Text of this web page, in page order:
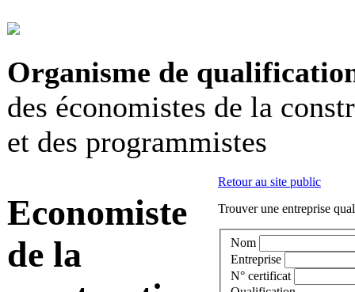
Organisme de
des économistes de la
et des programmistes
Economiste
de la
Retour au site public
Trouver une entreprise
Nom
Entreprise
N° certificat